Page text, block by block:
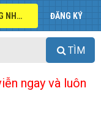
ĐĂNG NHẬP ĐĂNG KÝ
TÌM
ngay và luôn